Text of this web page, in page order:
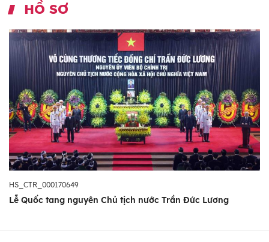
HỒ SƠ
HS_CTR_000170649
Lễ Quốc tang nguyên Chủ tịch nước Trần Đức Lương